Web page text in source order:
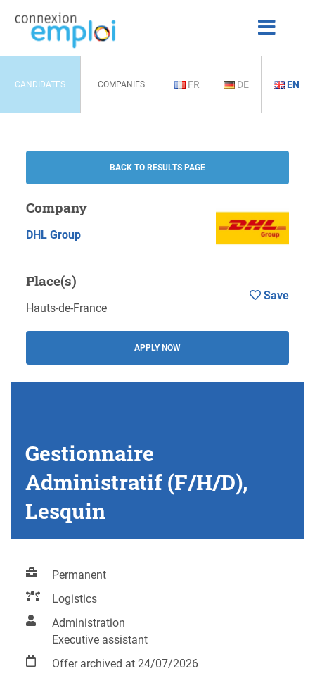
CANDIDATES COMPANIES FR DE EN
BACK TO RESULTS PAGE
Company
DHL Group
Place(s)
Hauts-de-France
APPLY NOW
Save
Gestionnaire
Administratif (F/H/D),
Lesquin
Permanent
Logistics
Administration
Executive assistant
Offer archived at 24/07/2026